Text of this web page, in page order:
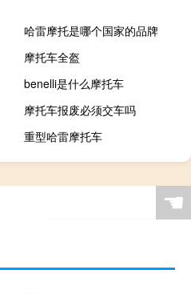
哈雷摩托是哪个国家的品牌
摩托车全盔
benelli是什么摩托车
摩托车报废必须交车吗
重型哈雷摩托车
☚